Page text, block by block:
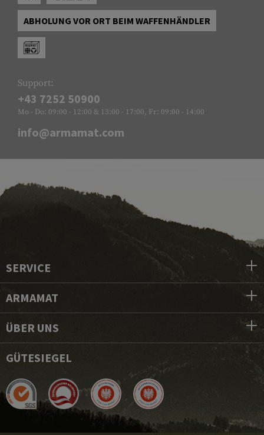
ABHOLUNG VOR ORT BEIM WAFFENHÄNDLER
Support:
+43 7252 50900
Mo - Do: 09:00 - 12:00 & 13:00 - 17:00, Fr: 09:00 - 14:00
info@armamat.com
SERVICE
ARMAMAT
ÜBER UNS
GÜTESIEGEL